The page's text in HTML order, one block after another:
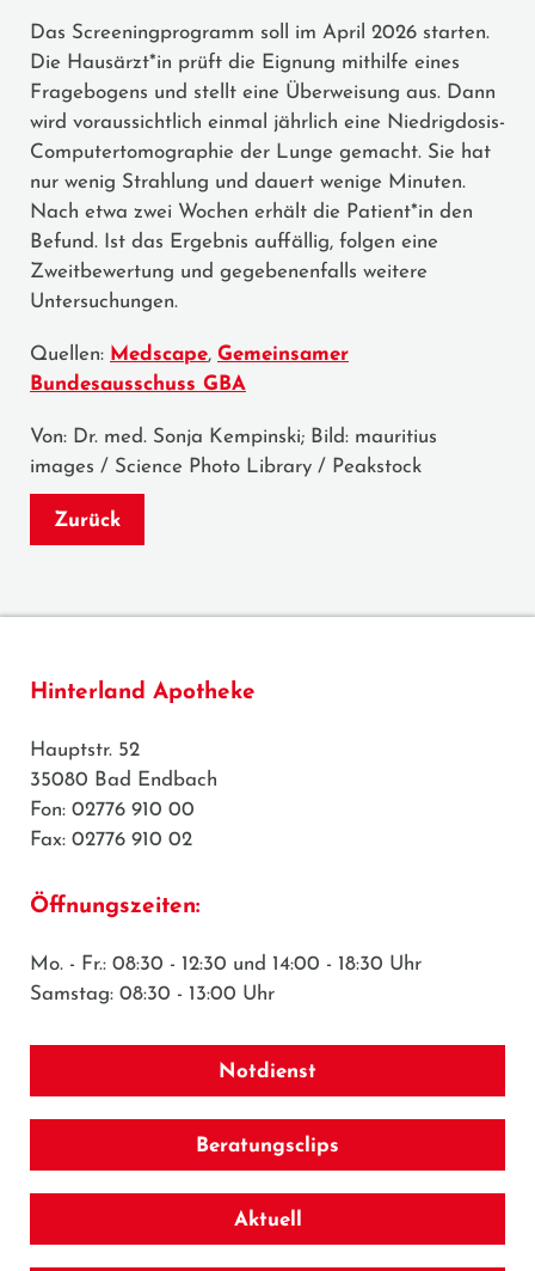
Das Screeningprogramm soll im April 2026 starten.
Die Hausärzt*in prüft die Eignung mithilfe eines
Fragebogens und stellt eine Überweisung aus. Dann
wird voraussichtlich einmal jährlich eine Niedrigdosis-
Computertomographie der Lunge gemacht. Sie hat
nur wenig Strahlung und dauert wenige Minuten.
Nach etwa zwei Wochen erhält die Patient*in den
Befund. Ist das Ergebnis auffällig, folgen eine
Zweitbewertung und gegebenenfalls weitere
Untersuchungen.
Quellen: Medscape, Gemeinsamer
Bundesausschuss GBA
Von: Dr. med. Sonja Kempinski; Bild: mauritius
images / Science Photo Library / Peakstock
Zurück
Hinterland Apotheke
Hauptstr. 52
35080 Bad Endbach
Fon: 02776 910 00
Fax: 02776 910 02
Öffnungszeiten:
Mo. - Fr.: 08:30 - 12:30 und 14:00 - 18:30 Uhr
Samstag: 08:30 - 13:00 Uhr
Notdienst
Beratungsclips
Aktuell